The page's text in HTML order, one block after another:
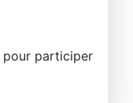
pour participer